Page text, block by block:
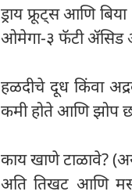
ड्राय फ्रूट्स आणि
ओमेगा-३ फॅटी
हळदीचे दूध किंवा
कमी होते आणि झोप
काय खाणे टाळावे?
अति तिखट आणि